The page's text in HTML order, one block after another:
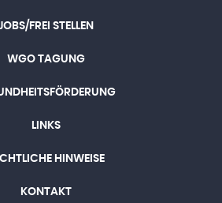
FREI STELLEN
WGO TAGUNG
LINKS
HINWEISE
KONTAKT